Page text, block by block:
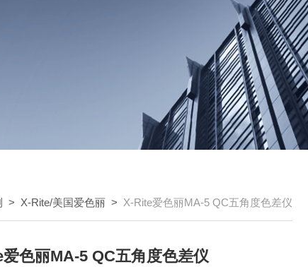
> X-Rite/美国爱色丽 > X-Rite爱色丽MA-5 QC五角度色差仪
色丽MA-5 QC五角度色差仪